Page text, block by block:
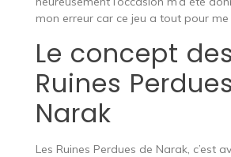
mon erreur car ce jeu a tout pour me
Le concept des
Ruines
Narak
Les Ruines Perdues de Narak, c’est